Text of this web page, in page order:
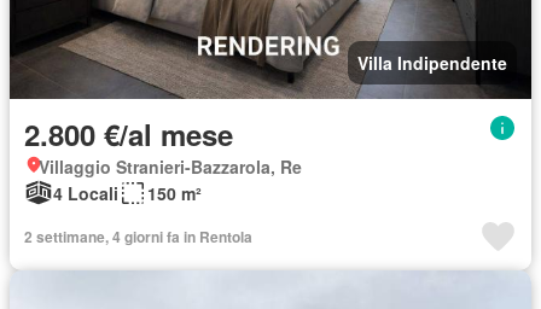
Villa Indipendente
2.800 €/al mese
Villaggio Stranieri-Bazzarola, Re
4 Locali
150 m²
2 settimane, 4 giorni fa in Rentola